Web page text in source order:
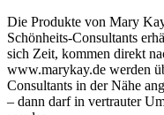
Die Produkte von Mary
Schönheits-Consultants
sich Zeit, kommen direkt
www.marykay.de werden
Consultants in der Nähe
– dann darf in vertrauter